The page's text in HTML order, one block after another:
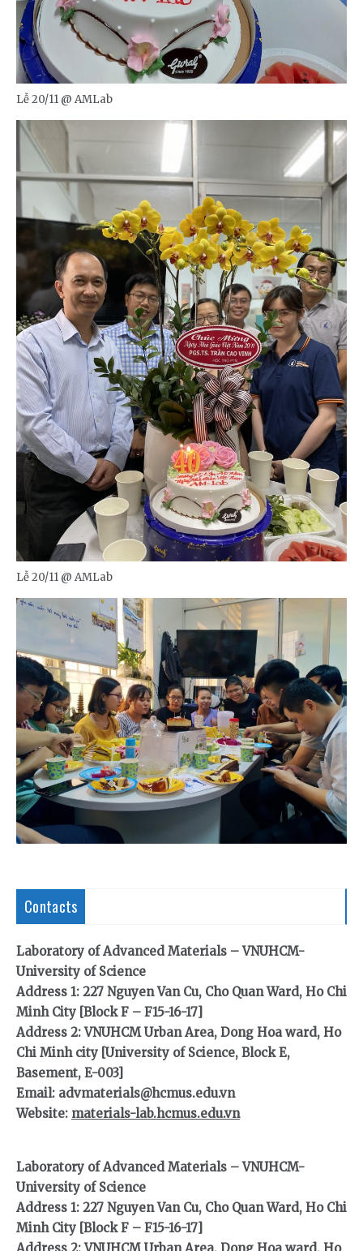
Lễ 20/11 @ AMLab
Lễ 20/11 @ AMLab
Contacts
Laboratory of Advanced Materials – VNUHCM-
University of Science
Address 1: 227 Nguyen Van Cu, Cho Quan Ward, Ho Chi
Minh City [Block F – F15-16-17]
Address 2: VNUHCM Urban Area, Dong Hoa ward, Ho
Chi Minh city [University of Science, Block E,
Basement, E-003]
Email: advmaterials@hcmus.edu.vn
Website: materials-lab.hcmus.edu.vn
Laboratory of Advanced Materials – VNUHCM-
University of Science
Address 1: 227 Nguyen Van Cu, Cho Quan Ward, Ho Chi
Minh City [Block F – F15-16-17]
Address 2: VNUHCM Urban Area, Dong Hoa ward, Ho